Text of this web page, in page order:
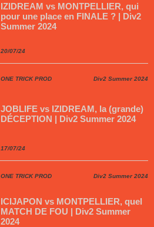
IZIDREAM vs MONTPELLIER, qui
pour une place en FINALE ? | Div2
Summer 2024
20/07/24
ONE TRICK PROD Div2 Summer 2024
JOBLIFE vs IZIDREAM, la (grande)
DÉCEPTION | Div2 Summer 2024
17/07/24
ONE TRICK PROD Div2 Summer 2024
ICIJAPON vs MONTPELLIER, quel
MATCH DE FOU | Div2 Summer
2024